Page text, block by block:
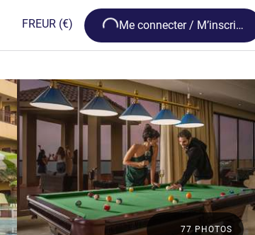
FREUR (€) Loading...
Me connecter / M’inscrire
77 PHOTOS